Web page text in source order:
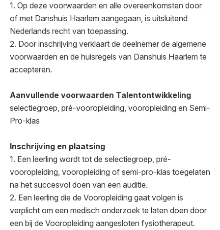
1. Op deze voorwaarden en alle overeenkomsten door
of met Danshuis Haarlem aangegaan, is uitsluitend
Nederlands recht van toepassing.
2. Door inschrijving verklaart de deelnemer de algemene
voorwaarden en de huisregels van Danshuis Haarlem te
accepteren.
Aanvullende voorwaarden Talentontwikkeling
selectiegroep, pré-vooropleiding, vooropleiding en Semi-
Pro-klas
Inschrijving en plaatsing
1. Een leerling wordt tot de selectiegroep, pré-
vooropleiding, vooropleiding of semi-pro-klas toegelaten
na het succesvol doen van een auditie.
2. Een leerling die de Vooropleiding gaat volgen is
verplicht om een medisch onderzoek te laten doen door
een bij de Vooropleiding aangesloten fysiotherapeut.